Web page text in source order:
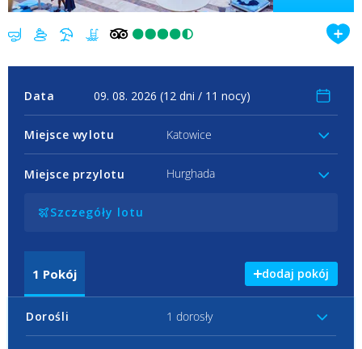
Data
Miejsce wylotu Katowice
Miejsce przylotu Hurghada
Szczegóły lotu
1 Pokój dodaj pokój
Dorośli 1 dorosły